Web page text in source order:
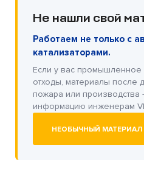
Не нашли свой
Работаем не только с
катализаторами.
Если у вас промышленное
отходы, материалы после
пожара или производства
информацию инженерам
НЕОБЫЧНЫЙ МАТЕРИАЛ